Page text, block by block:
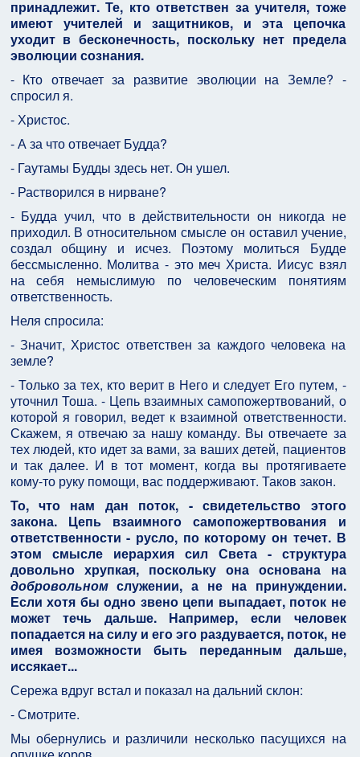
принадлежит. Те, кто ответствен за учителя, тоже
имеют учителей и защитников, и эта цепочка
уходит в бесконечность, поскольку нет предела
эволюции сознания.
- Кто отвечает за развитие эволюции на Земле? -
спросил я.
- Христос.
- А за что отвечает Будда?
- Гаутамы Будды здесь нет. Он ушел.
- Растворился в нирване?
- Будда учил, что в действительности он никогда не
приходил. В относительном смысле он оставил учение,
создал общину и исчез. Поэтому молиться Будде
бессмысленно. Молитва - это меч Христа. Иисус взял
на себя немыслимую по человеческим понятиям
ответственность.
Неля спросила:
- Значит, Христос ответствен за каждого человека на
земле?
- Только за тех, кто верит в Него и следует Его путем, -
уточнил Тоша. - Цепь взаимных самопожертвований, о
которой я говорил, ведет к взаимной ответственности.
Скажем, я отвечаю за нашу команду. Вы отвечаете за
тех людей, кто идет за вами, за ваших детей, пациентов
и так далее. И в тот момент, когда вы протягиваете
кому-то руку помощи, вас поддерживают. Таков закон.
То, что нам дан поток, - свидетельство этого
закона. Цепь взаимного самопожертвования и
ответственности - русло, по которому он течет. В
этом смысле иерархия сил Света - структура
довольно хрупкая, поскольку она основана на
добровольномслужении, а не на принуждении.
Если хотя бы одно звено цепи выпадает, поток не
может течь дальше. Например, если человек
попадается на силу и его эго раздувается, поток, не
имея возможности быть переданным дальше,
иссякает...
Сережа вдруг встал и показал на дальний склон:
- Смотрите.
Мы обернулись и различили несколько пасущихся на